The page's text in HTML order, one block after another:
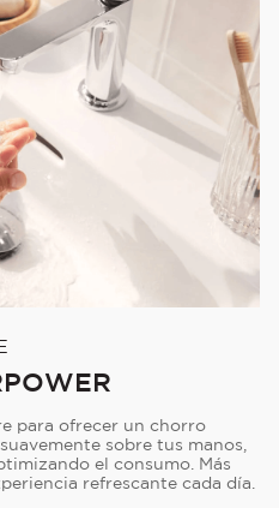
para ofrecer un chorro
sobre tus manos,
el consumo. Más
refrescante cada día.